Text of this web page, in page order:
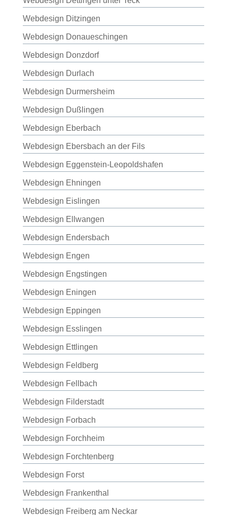
Webdesign Ditzingen
Webdesign Donaueschingen
Webdesign Donzdorf
Webdesign Durlach
Webdesign Durmersheim
Webdesign Dußlingen
Webdesign Eberbach
Webdesign Ebersbach an der Fils
Webdesign Eggenstein-Leopoldshafen
Webdesign Ehningen
Webdesign Eislingen
Webdesign Ellwangen
Webdesign Endersbach
Webdesign Engen
Webdesign Engstingen
Webdesign Eningen
Webdesign Eppingen
Webdesign Esslingen
Webdesign Ettlingen
Webdesign Feldberg
Webdesign Fellbach
Webdesign Filderstadt
Webdesign Forbach
Webdesign Forchheim
Webdesign Forchtenberg
Webdesign Forst
Webdesign Frankenthal
Webdesign Freiberg am Neckar